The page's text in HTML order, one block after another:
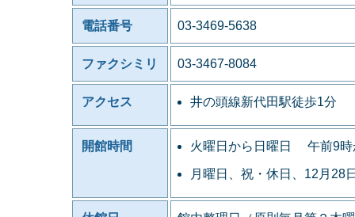
電話番号 03-3469-5638
ファクシミリ 03-3467-8084
アクセス 井の頭線新代田駅徒歩1分
開館時間 火曜日から日曜日 午前9時
月曜日、祝・休日、12月